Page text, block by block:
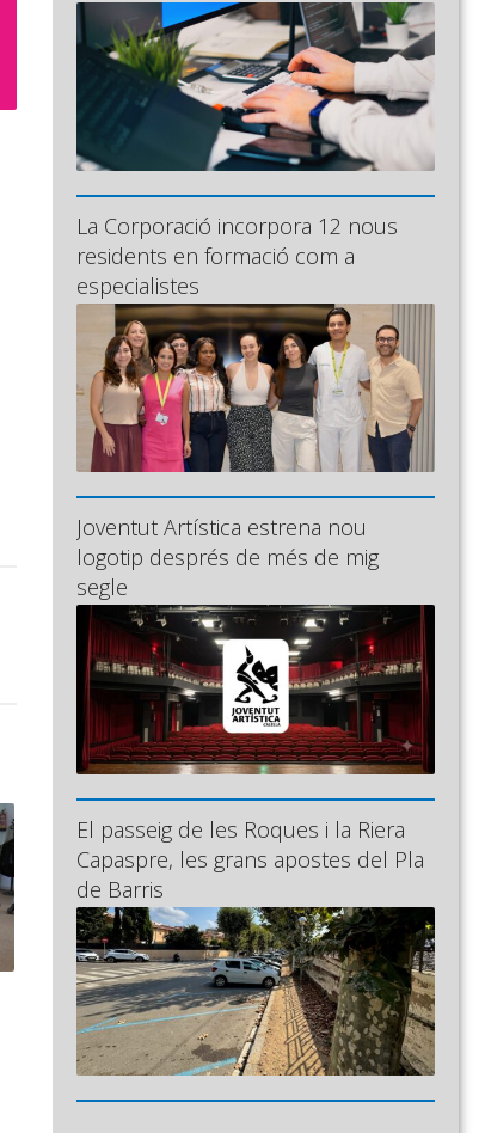
La Corporació incorpora 12 nous
residents en formació com a
especialistes
Joventut Artística estrena nou
logotip després de més de mig
segle
El passeig de les Roques i la Riera
Capaspre, les grans apostes del Pla
de Barris